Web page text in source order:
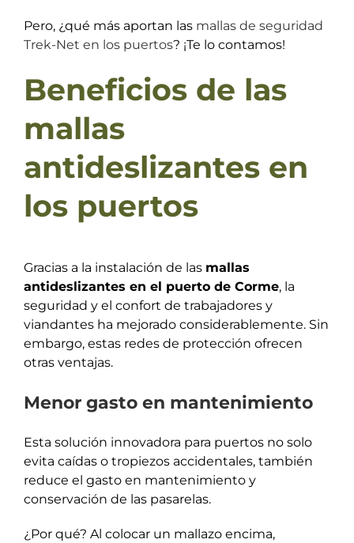
Pero, ¿qué más aportan las mallas de seguridad
Trek-Net en los puertos? ¡Te lo contamos!
Beneficios de las
mallas
antideslizantes en
los puertos
Gracias a la instalación de las mallas
antideslizantes en el puerto de Corme, la
seguridad y el confort de trabajadores y
viandantes ha mejorado considerablemente. Sin
embargo, estas redes de protección ofrecen
otras ventajas.
Menor gasto en mantenimiento
Esta solución innovadora para puertos no solo
evita caídas o tropiezos accidentales, también
reduce el gasto en mantenimiento y
conservación de las pasarelas.
¿Por qué? Al colocar un mallazo encima,